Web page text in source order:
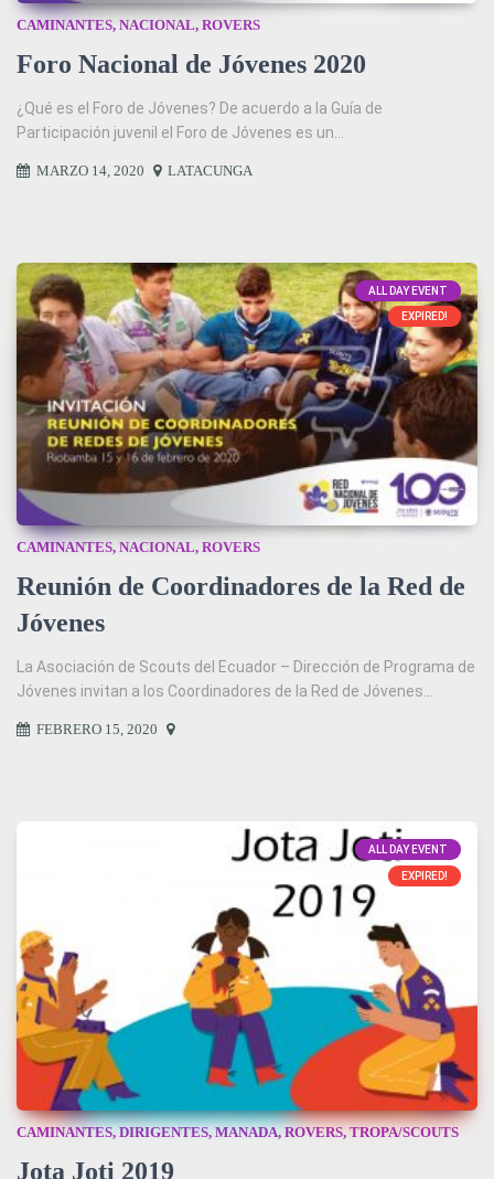
CAMINANTES, NACIONAL, ROVERS
Foro Nacional de Jóvenes 2020
¿Qué es el Foro de Jóvenes? De acuerdo a la Guía de
Participación juvenil el Foro de Jóvenes es un...
MARZO 14, 2020 LATACUNGA
ALL DAY EVENT
EXPIRED!
CAMINANTES, NACIONAL, ROVERS
Reunión de Coordinadores de la Red de
Jóvenes
La Asociación de Scouts del Ecuador – Dirección de Programa de
Jóvenes invitan a los Coordinadores de la Red de Jóvenes...
FEBRERO 15, 2020
ALL DAY EVENT
EXPIRED!
CAMINANTES,DIRIGENTES,MANADA,ROVERS,TROPA/SCOUTS
Jota Joti 2019